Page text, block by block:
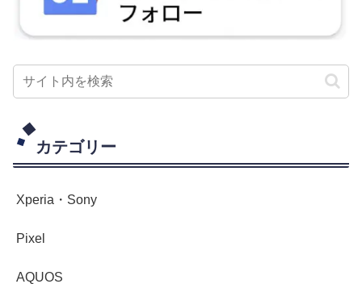
カテゴリー
Xperia・Sony
Pixel
AQUOS